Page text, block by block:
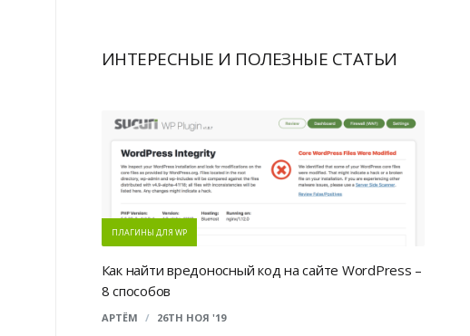
ИНТЕРЕСНЫЕ И ПОЛЕЗНЫЕ СТАТЬИ
ПЛАГИНЫ ДЛЯ WP
Как найти вредоносный код на сайте WordPress –
8 способов
АРТЁМ / 26TH НОЯ '19